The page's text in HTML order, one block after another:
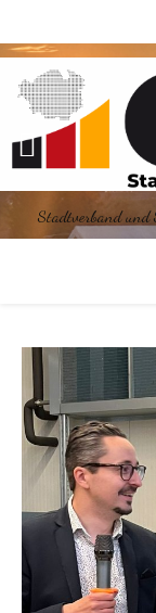
Stadtverband